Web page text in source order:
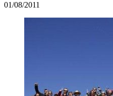
01/08/2011